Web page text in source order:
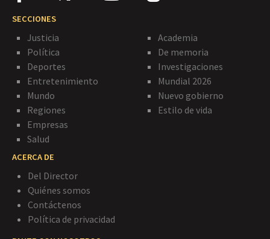
SECCIONES
Justicia
Política
Deportes
Entretenimiento
Mundo
Regiones
Empresas
Salud
Academia
De memoria
Investigaciones
Mundial 2026
Nuevo gobierno
Estilo de vida
ACERCA DE
Del Director
Quiénes somos
Contáctenos
Política de privacidad